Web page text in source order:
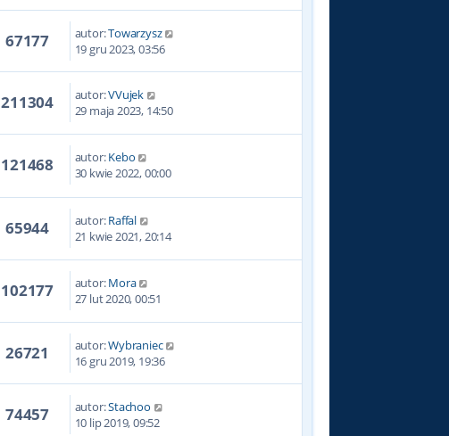
67177 autor:Towarzysz
19 gru 2023, 03:56
211304 autor:VVujek
29 maja 2023, 14:50
121468 autor:Kebo
30 kwie 2022, 00:00
65944 autor:Raffal
21 kwie 2021, 20:14
102177 autor:Mora
27 lut 2020, 00:51
26721 autor:Wybraniec
16 gru 2019, 19:36
74457 autor:Stachoo
10 lip 2019, 09:52